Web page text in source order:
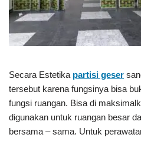
Secara Estetika partisi geser
tersebut karena fungsinya bisa
fungsi ruangan. Bisa di
digunakan untuk ruangan besar
bersama – sama. Untuk